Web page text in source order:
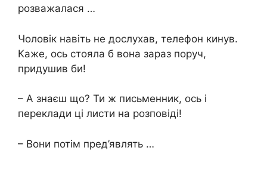
розважалася …
Чоловік навіть не дослухав, телефон кинув.
Каже, ось стояла б вона зараз поруч,
придушив би!
– А знаєш що? Ти ж письменник, ось і
переклади ці листи на розповіді!
– Вони потім пред’являть …